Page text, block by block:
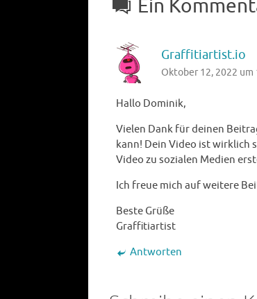
Ein
Graffitiartist.io
Oktober 12, 2022 um
Hallo Dominik,
Vielen Dank für deinen
kann! Dein Video ist wirklich
Video zu sozialen Medien
Ich freue mich auf weitere
Beste Grüße
Graffitiartist
Antworten